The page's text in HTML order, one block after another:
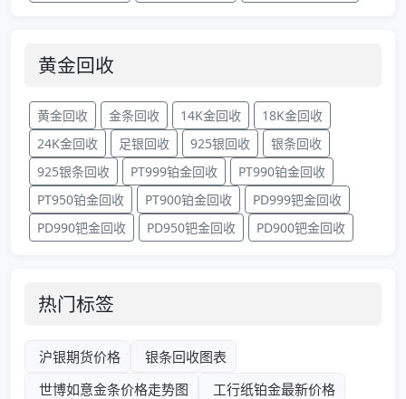
黄金回收
黄金回收 金条回收 14K金回收
18K金回收
24K金回收
足银回收 925银回收
银条回收
925银条回收
PT999铂金回收
PT990铂金回收
PT950铂金回收
PT900铂金回收
PD999钯金回收
PD990钯金回收
PD950钯金回收 PD900钯金回收
热门标签
沪银期货价格
银条回收图表
世博如意金条价格走势图
工行纸铂金最新价格